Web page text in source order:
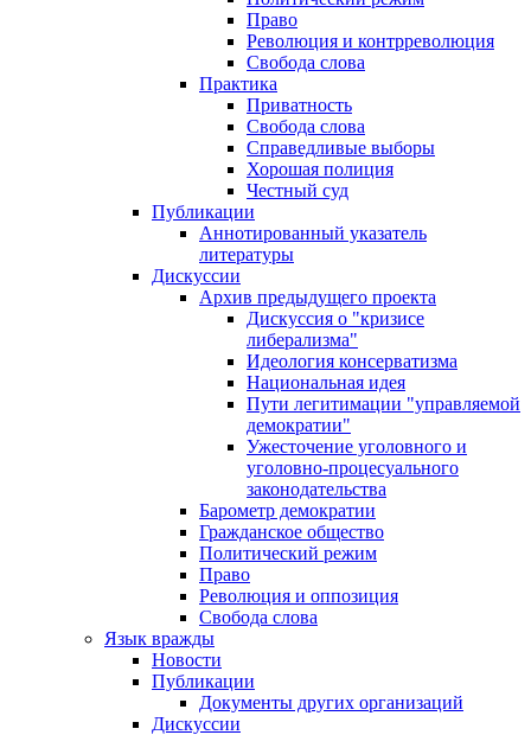
Право
Революция и контрреволюция
Свобода слова
Практика
Приватность
Свобода слова
Справедливые выборы
Хорошая полиция
Честный суд
Публикации
Аннотированный указатель
литературы
Дискуссии
Архив предыдущего проекта
Дискуссия о "кризисе
либерализма"
Идеология консерватизма
Национальная идея
Пути легитимации "управляемой
демократии"
Ужесточение уголовного и
уголовно-процесуального
законодательства
Барометр демократии
Гражданское общество
Политический режим
Право
Революция и оппозиция
Свобода слова
Язык вражды
Новости
Публикации
Документы других организаций
Дискуссии